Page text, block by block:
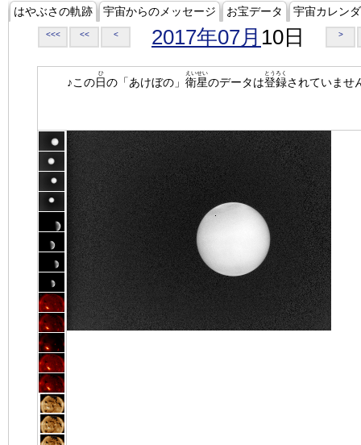
はやぶさの軌跡 宇宙からのメッセージ お宝データ 宇宙カレン
<<< << < 2017年07月 10日 >
♪この日
ひ
の「あけぼの」 衛星
えいせい
のデータは登録
とうろく
されていませ